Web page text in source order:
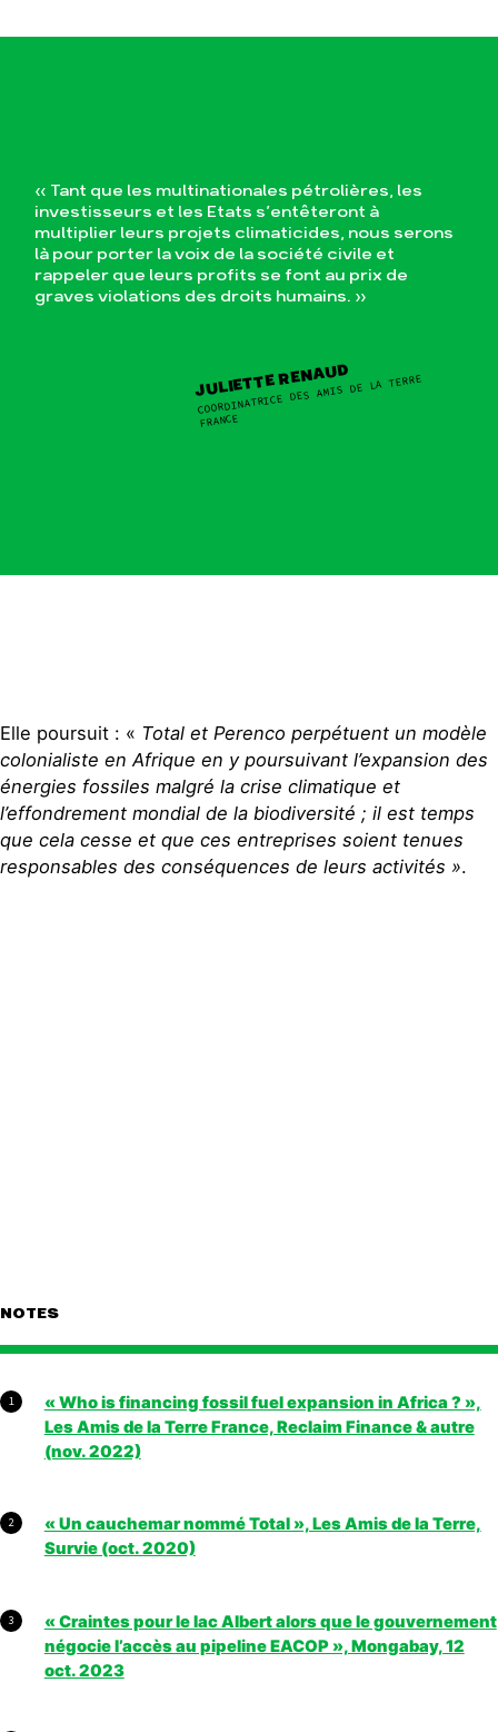
« Tant que les multinationales pétrolières, les
investisseurs et les Etats s’entêteront à
multiplier leurs projets climaticides, nous serons
là pour porter la voix de la société civile et
rappeler que leurs profits se font au prix de
graves violations des droits humains. »
JULIETTE RENAUD
COORDINATRICE DES AMIS DE LA TERRE
FRANCE
Elle poursuit : « Total et Perenco perpétuent un modèle
colonialiste en Afrique en y poursuivant l’expansion des
énergies fossiles malgré la crise climatique et
l’effondrement mondial de la biodiversité ; il est temps
que cela cesse et que ces entreprises soient tenues
responsables des conséquences de leurs activités ».
NOTES
1
« Who is financing fossil fuel expansion in Africa ? »,
Les Amis de la Terre France, Reclaim Finance & autre
(nov. 2022)
2
« Un cauchemar nommé Total », Les Amis de la Terre,
Survie (oct. 2020)
3
« Craintes pour le lac Albert alors que le gouvernement
négocie l’accès au pipeline EACOP », Mongabay, 12
oct. 2023